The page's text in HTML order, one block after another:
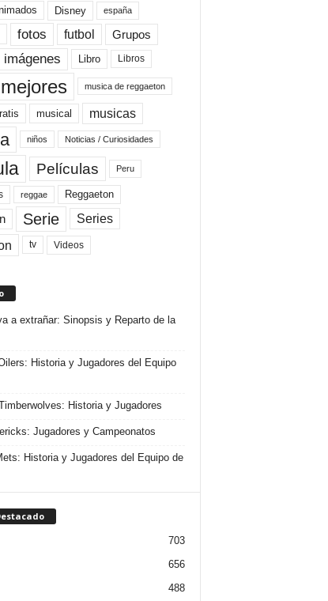
Disney españa
fotos futbol Grupos
imágenes Libro Libros
mejores musica de reggaeton
musical musicas
niños Noticias / Curiosidades
Películas Peru
reggae Reggaeton
Serie Series
tv Videos
a extrañar: Sinopsis y Reparto de la
Historia y Jugadores del Equipo
Historia y Jugadores
Jugadores y Campeonatos
Historia y Jugadores del Equipo de
703
656
488